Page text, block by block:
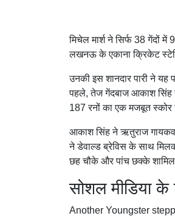
मिचेल मार्श ने सिर्फ 38 गेंदों
लखनऊ के एकाना क्रिकेट
उनकी इस शानदार पारी ने
पहले, तेज गेंदबाज आकाश सिंह
187 रनों का एक मजबूत स्कोर
आकाश सिंह ने ऋतुराज
ने डेवाल्ड ब्रेविस के साथ
छह चौके और पांच छक्के शामिल
सोशल मीडिया के
Another Youngster